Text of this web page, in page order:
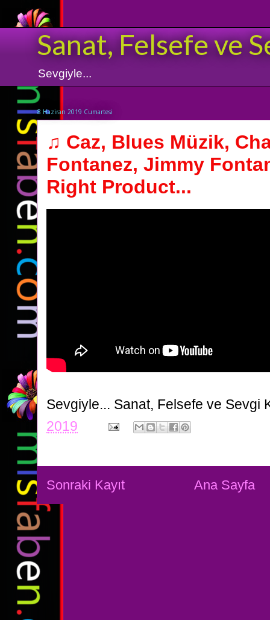
Sanat, Felsefe ve
Sevgiyle...
8 Haziran 2019 Cumartesi
♫ Caz, Blues Müzik,
Fontanez, Jimmy
Right Product...
Sevgiyle... Sanat, Felsefe ve Sevgi
2019
Sonraki Kayıt Ana Sayfa